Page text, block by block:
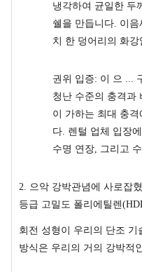
냉각하여 균일한 두
쉘을 만듭니다. 이
치 한 덩어리의 화
권위 입증: 이 으 ...
청난 수준의 충격과
이 가하는 최대 충
다. 렌털 업체 입장
수명 연장, 그리고
2. 으악 강박관념에 사로잡
등급 고밀도 폴리에틸렌
회전 성형이 우리의 단조
방식은 우리의 거의 강박적